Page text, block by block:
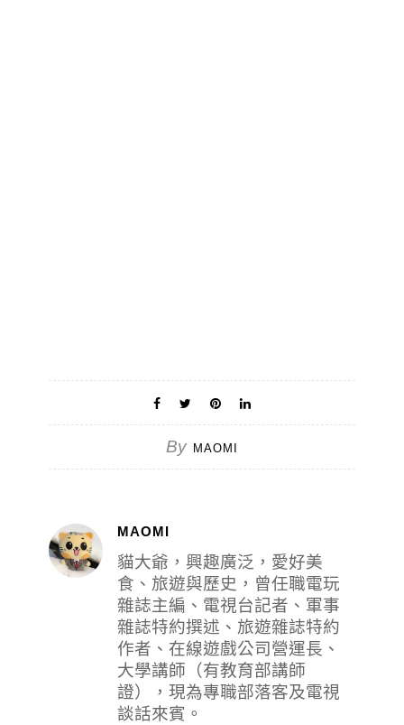
By MAOMI
MAOMI
貓大爺，興趣廣泛，愛好美
食、旅遊與歷史，曾任職電玩
雜誌主編、電視台記者、軍事
雜誌特約撰述、旅遊雜誌特約
作者、在線遊戲公司營運長、
大學講師（有教育部講師
證），現為專職部落客及電視
談話來賓。